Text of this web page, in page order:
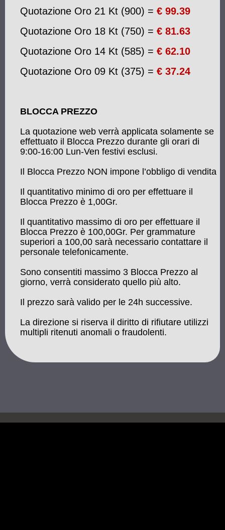
Quotazione Oro 21 Kt (900) = € 99.39
Quotazione Oro 18 Kt (750) = € 81.63
Quotazione Oro 14 Kt (585) = € 62.10
Quotazione Oro 09 Kt (375) = € 37.24
BLOCCA PREZZO
La quotazione web verrà applicata solamente se
effettuato il Blocca Prezzo durante gli orari di
9:00-16:00 Lun-Ven festivi esclusi.
Il Blocca Prezzo NON impone l’obbligo di vendita
Il quantitativo minimo di oro per effettuare il
Blocca Prezzo è 1,00Gr.
Il quantitativo massimo di oro per effettuare il
Blocca Prezzo è 100,00Gr. Per grammature
superiori a 100,00 sarà necessario contattare il
personale telefonicamente.
Sono consentiti massimo 3 Blocca Prezzo al
giorno, verrà considerato quello più alto.
Il prezzo sarà valido per le 24h successive.
La direzione si riserva il diritto di rifiutare utilizzi
multipli ritenuti anomali o fraudolenti.